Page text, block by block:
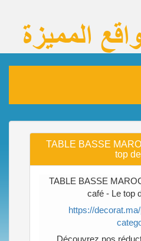
TABLE BASSE
top
TABLE BASSE
café - Le top
https://
Découvrez nos